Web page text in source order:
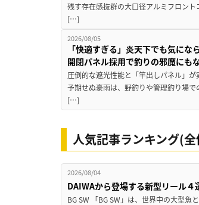
残す存在感抜群の大口径アルミフロン
[…]
2026/08/05
「快適すぎる」炎天下でも気に
開閉パネル採用で釣りの邪魔にも
圧倒的な遮光性能と「竿出しパネル」
予期せぬ豪雨は、野釣りや管理釣り場で
[…]
人気記事ランキング(全
2026/08/04
DAIWAから登場する新型リール
BG SW 「BG SW」は、世界中の大型